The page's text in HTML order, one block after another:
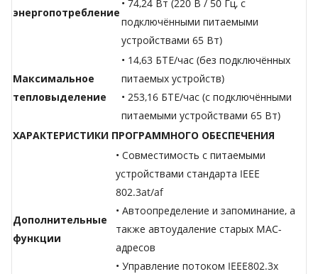
энергопотребление
• 74,24 Вт (220 В / 50 Гц, с
подключёнными питаемыми
устройствами 65 Вт)
Максимальное
тепловыделение
• 14,63 БТЕ/час (без подключённых
питаемых устройств)
• 253,16 БТЕ/час (с подключёнными
питаемыми устройствами 65 Вт)
ХАРАКТЕРИСТИКИ ПРОГРАММНОГО ОБЕСПЕЧЕНИЯ
Дополнительные
функции
• Совместимость с питаемыми
устройствами стандарта IEEE
802.3at/af
• Автоопределение и запоминание, а
также автоудаление старых MAC-
адресов
• Управление потоком IEEE802.3x